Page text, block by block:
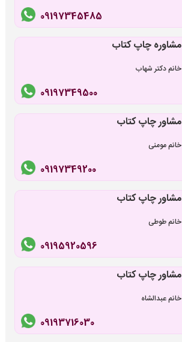
09197345485
مشاوره چاپ کتاب
خانم دکتر شهاب
09197349500
مشاور چاپ کتاب
خانم مومنی
09197349200
مشاور چاپ کتاب
خانم طوطی
09195920596
مشاور چاپ کتاب
خانم عبدالشاه
09193716030